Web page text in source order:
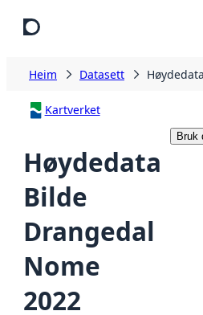
Heim Datasett
Kartverket
Høydedata
Bilde
Drangedal
Nome
2022
Bruk